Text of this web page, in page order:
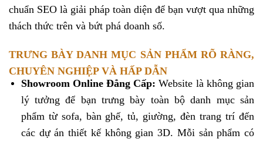
chuẩn SEO là giải pháp toàn diện để bạn vượt qua những
thách thức trên và bứt phá doanh số.
TRƯNG BÀY DANH MỤC SẢN PHẨM RÕ RÀNG,
CHUYÊN NGHIỆP VÀ HẤP DẪN
Showroom Online Đẳng Cấp: Website là không gian
lý tưởng để bạn trưng bày toàn bộ danh mục sản
phẩm từ sofa, bàn ghế, tủ, giường, đèn trang trí đến
các dự án thiết kế không gian 3D. Mỗi sản phẩm có